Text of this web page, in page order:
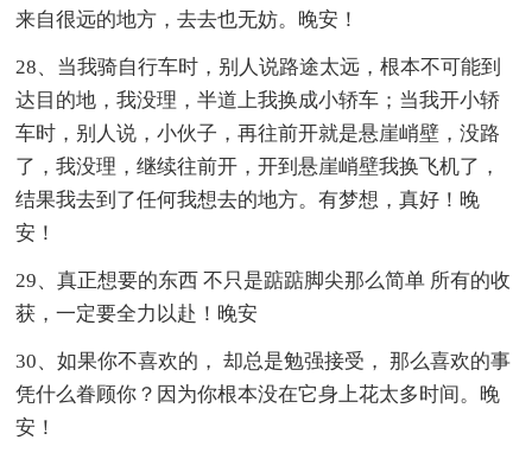
来自很远的地方，去去也无妨。晚安！
28、当我骑自行车时，别人说路途太远，根本不可能到
达目的地，我没理，半道上我换成小轿车；当我开小轿
车时，别人说，小伙子，再往前开就是悬崖峭壁，没路
了，我没理，继续往前开，开到悬崖峭壁我换飞机了，
结果我去到了任何我想去的地方。有梦想，真好！晚
安！
29、真正想要的东西 不只是踮踮脚尖那么简单 所有的收
获，一定要全力以赴！晚安
30、如果你不喜欢的， 却总是勉强接受， 那么喜欢的事
凭什么眷顾你？因为你根本没在它身上花太多时间。晚
安！